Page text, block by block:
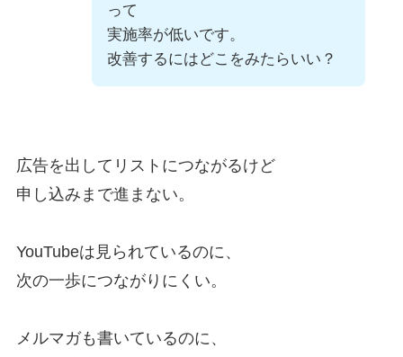
って
実施率が低いです。
改善するにはどこをみたらいい？
広告を出してリストにつながるけど
申し込みまで進まない。
YouTubeは見られているのに、
次の一歩につながりにくい。
メルマガも書いているのに、